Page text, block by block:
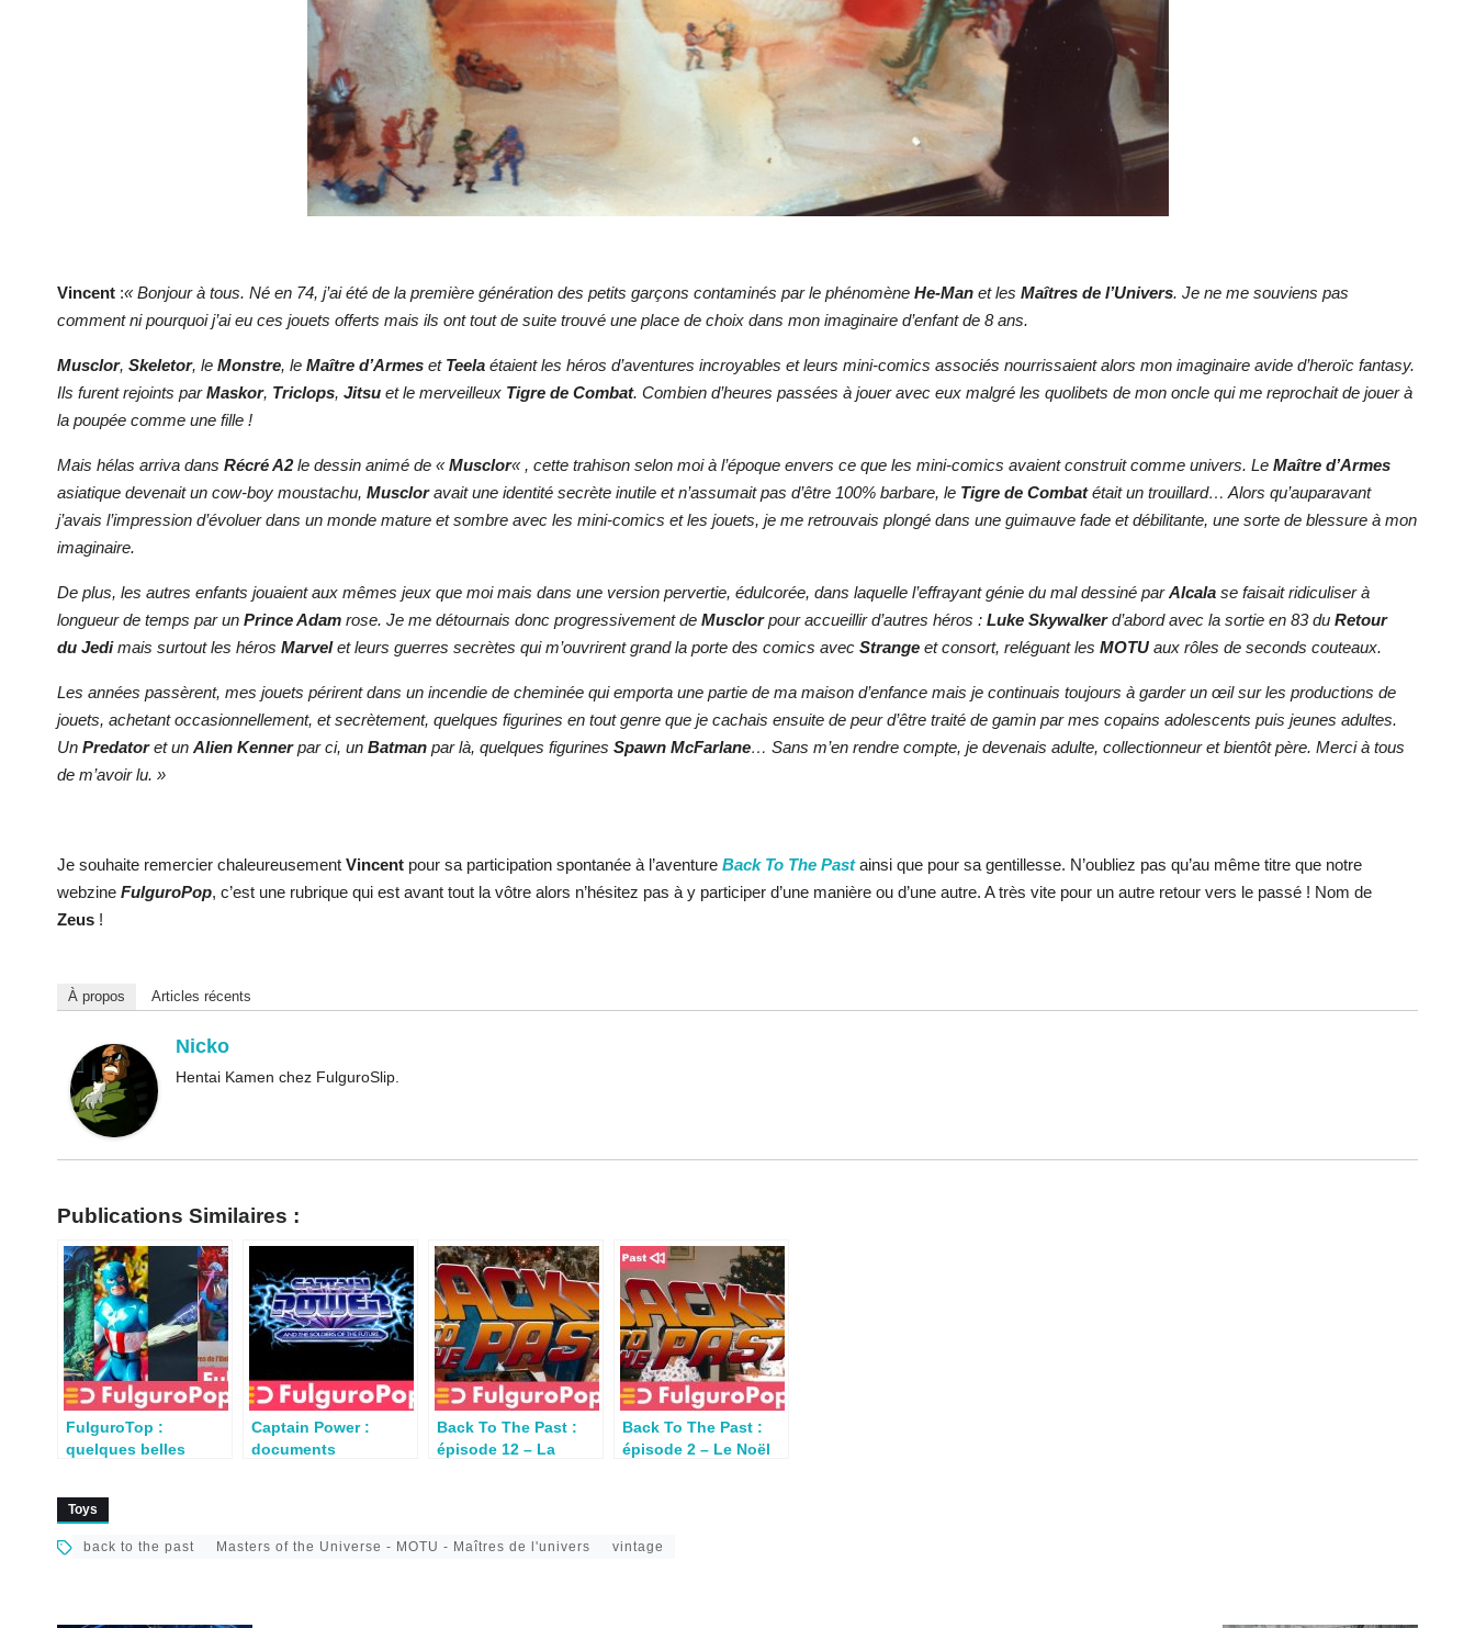
Vincent :« Bonjour à tous. Né en 74, j’ai été de la première génération des petits garçons contaminés par le phénomène He-Man et les Maîtres de l’Univers. Je ne me souviens pas
comment ni pourquoi j’ai eu ces jouets offerts mais ils ont tout de suite trouvé une place de choix dans mon imaginaire d’enfant de 8 ans.
Musclor, Skeletor, le Monstre, le Maître d’Armes et Teela étaient les héros d’aventures incroyables et leurs mini-comics associés nourrissaient alors mon imaginaire avide d’heroïc fantasy.
Ils furent rejoints parMaskor, Triclops, Jitsu et le merveilleux Tigre de Combat. Combien d’heures passées à jouer avec eux malgré les quolibets de mon oncle qui me reprochait de jouer à
la poupée comme une fille !
Mais hélas arriva dans Récré A2le dessin animé de «Musclor« , cette trahison selon moi à l’époque envers ce que les mini-comics avaient construit comme univers. Le Maître d’Armes
asiatique devenait un cow-boy moustachu, Muscloravait une identité secrète inutile et n’assumait pas d’être 100% barbare, le Tigre de Combatétait un trouillard… Alors qu’auparavant
j’avais l’impression d’évoluer dans un monde mature et sombre avec les mini-comics et les jouets, je me retrouvais plongé dans une guimauve fade et débilitante, une sorte de blessure à mon
imaginaire.
De plus, les autres enfants jouaient aux mêmes jeux que moi mais dans une version pervertie, édulcorée, dans laquelle l’effrayant génie du mal dessiné parAlcala se faisait ridiculiser à
longueur de temps par un Prince Adam rose. Je me détournais donc progressivement de Musclorpour accueillir d’autres héros : Luke Skywalkerd’abord avec la sortie en 83 du Retour
du Jedimais surtout les héros Marvelet leurs guerres secrètes qui m’ouvrirent grand la porte des comics avec Strange et consort, reléguant les MOTU aux rôles de seconds couteaux.
Les années passèrent, mes jouets périrent dans un incendie de cheminée qui emporta une partie de ma maison d’enfance mais je continuais toujours à garder un œil sur les productions de
jouets, achetant occasionnellement, et secrètement, quelques figurines en tout genre que je cachais ensuite de peur d’être traité de gamin par mes copains adolescents puis jeunes adultes.
Un Predatoret un Alien Kennerpar ci, un Batman par là, quelques figurines Spawn McFarlane… Sans m’en rendre compte, je devenais adulte, collectionneur et bientôt père. Merci à tous
de m’avoir lu. »
Je souhaite remercier chaleureusement Vincent pour sa participation spontanée à l’aventure Back To The Pastainsi que pour sa gentillesse. N’oubliez pas qu’au même titre que notre
webzine FulguroPop, c’est une rubrique qui est avant tout la vôtre alors n’hésitez pas à y participer d’une manière ou d’une autre. A très vite pour un autre retour vers le passé ! Nom de
Zeus !
À propos Articles récents
Nicko
Hentai Kamen chez FulguroSlip.
Publications Similaires :
FulguroTop :
quelques belles
Captain Power :
documents
Back To The Past :
épisode 12 – La
Back To The Past :
épisode 2 – Le Noël
Toys
back to the past Masters of the Universe - MOTU - Maîtres de l'univers vintage